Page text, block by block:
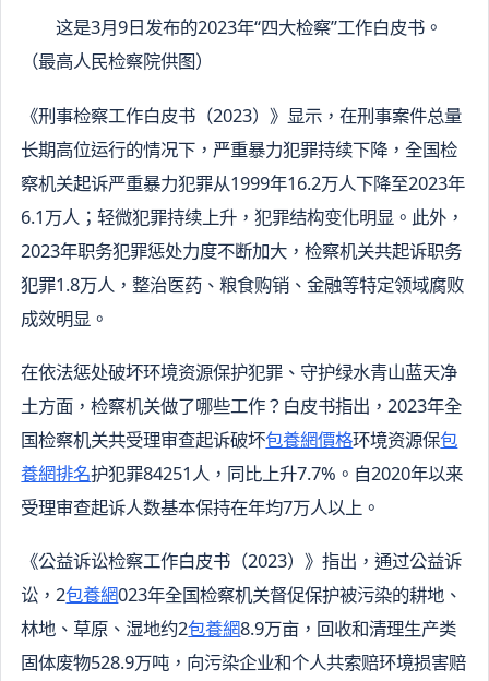
这是3月9日发布的2023年“四大检察”工作白皮书。
（最高人民检察院供图）
《刑事检察工作白皮书（2023）》显示，在刑事案件总量
长期高位运行的情况下，严重暴力犯罪持续下降，全国检
察机关起诉严重暴力犯罪从1999年16.2万人下降至2023年
6.1万人；轻微犯罪持续上升，犯罪结构变化明显。此外，
2023年职务犯罪惩处力度不断加大，检察机关共起诉职务
犯罪1.8万人，整治医药、粮食购销、金融等特定领域腐败
成效明显。
在依法惩处破坏环境资源保护犯罪、守护绿水青山蓝天净
土方面，检察机关做了哪些工作？白皮书指出，2023年全
国检察机关共受理审查起诉破坏包養網價格环境资源保包
養網排名护犯罪84251人，同比上升7.7%。自2020年以来
受理审查起诉人数基本保持在年均7万人以上。
《公益诉讼检察工作白皮书（2023）》指出，通过公益诉
讼，2包養網023年全国检察机关督促保护被污染的耕地、
林地、草原、湿地约2包養網8.9万亩，回收和清理生产类
固体废物528.9万吨，向污染企业和个人共索赔环境损害赔